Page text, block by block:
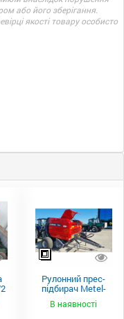
або його зберігання.
якості товару особисто
Рулонний прес-
підбирач Metel-
Fach Z 587
В наявності